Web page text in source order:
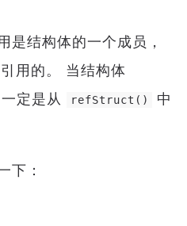
是结构体的一个成员，
用的。 当结构体
一定是从 refStruct()
中
下：